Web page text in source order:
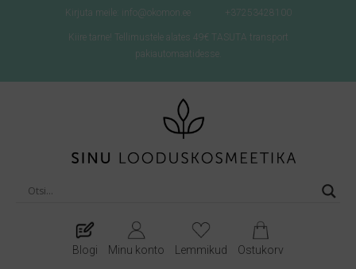
Kirjuta meile: info@okomon.ee +37253428100
Kiire tarne! Tellimustele alates 49€ TASUTA transport
pakiautomaatidesse.
Blogi Minu konto Lemmikud Ostukorv